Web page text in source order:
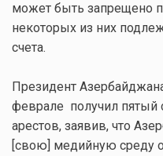
может быть запрещено
некоторых из них
счета.
Президент
феврале получил пятый
арестов, заявив, что
[свою] медийную среду